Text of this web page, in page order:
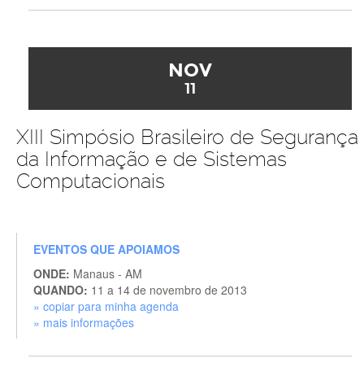
NOV
11
XIII Simpósio Brasileiro de Segurança
da Informação e de Sistemas
Computacionais
EVENTOS QUE APOIAMOS
ONDE: Manaus - AM
QUANDO: 11 a 14 de novembro de 2013
» copiar para minha agenda
» mais informações